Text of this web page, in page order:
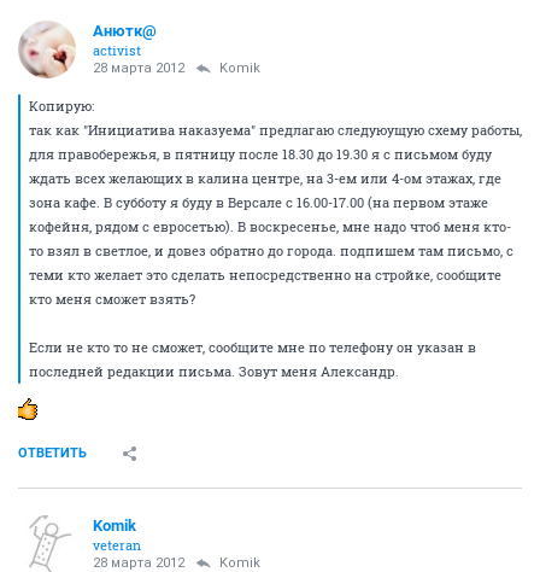
Анютк@
activist
28 марта 2012 Komik
Копирую:
так как "Инициатива наказуема" предлагаю следуюущую схему работы,
для правобережья, в пятницу после 18.30 до 19.30 я с письмом буду
ждать всех желающих в калина центре, на 3-ем или 4-ом этажах, где
зона кафе. В субботу я буду в Версале с 16.00-17.00 (на первом этаже
кофейня, рядом с евросетью). В воскресенье, мне надо чтоб меня кто-
то взял в светлое, и довез обратно до города. подпишем там письмо, с
теми кто желает это сделать непосредственно на стройке, сообщите
кто меня сможет взять?
Если не кто то не сможет, сообщите мне по телефону он указан в
последней редакции письма. Зовут меня Александр.
ОТВЕТИТЬ
Komik
veteran
28 марта 2012 Komik